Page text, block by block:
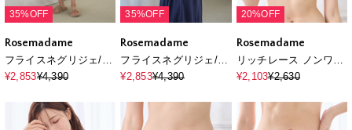
35%OFF
Rosemadame
フライスネグリジェ/ワ
ンピースパジャマ/ルー
授乳服）授乳楽々 妊婦
服 産前・産後対応
¥2,853¥4,390
35%OFF
Rosemadame
フライスネグリジェ/ワ
ンピースパジャマ/ルー
授乳服）授乳楽々 妊婦
服 産前・産後対応
¥2,853¥4,390
20%OFF
Rosemadame
リッチレース ノンワイ
ヤー授乳ブラ
¥2,103¥2,630